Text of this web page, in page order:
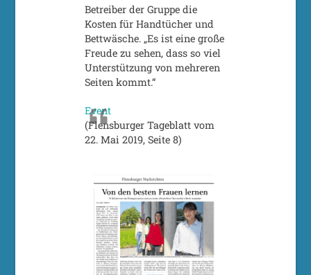
Betreiber der Gruppe die
Kosten für Handtücher und
Bettwäsche. „Es ist eine große
Freude zu sehen, dass so viel
Unterstützung von mehreren
Seiten kommt.“
Event
(Flensburger Tageblatt vom
22. Mai 2019, Seite 8)